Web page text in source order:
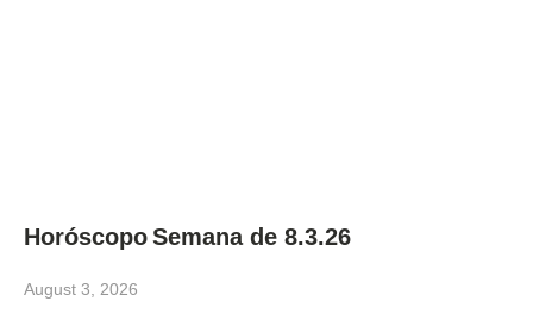
Horóscopo Semana de 8.3.26
August 3, 2026